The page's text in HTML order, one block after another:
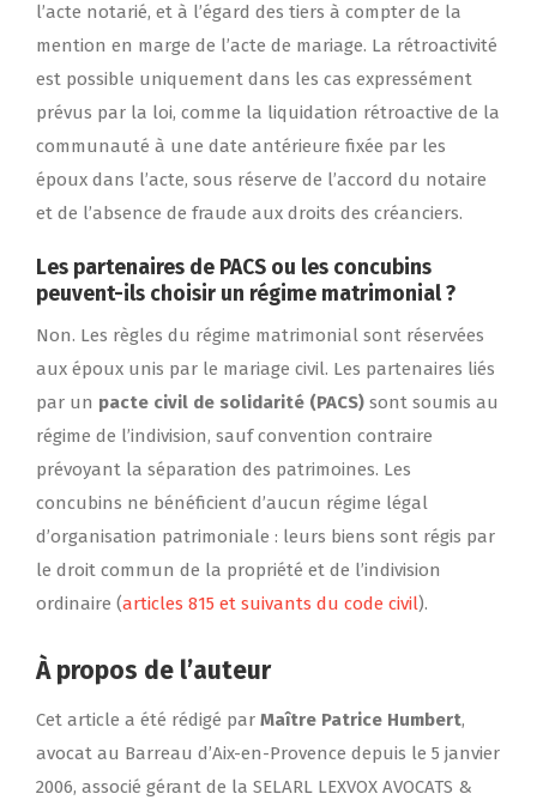
l’acte notarié, et à l’égard des tiers à compter de la
mention en marge de l’acte de mariage. La rétroactivité
est possible uniquement dans les cas expressément
prévus par la loi, comme la liquidation rétroactive de la
communauté à une date antérieure fixée par les
époux dans l’acte, sous réserve de l’accord du notaire
et de l’absence de fraude aux droits des créanciers.
Les partenaires de PACS ou les concubins
peuvent-ils choisir un régime matrimonial ?
Non. Les règles du régime matrimonial sont réservées
aux époux unis par le mariage civil. Les partenaires liés
par un pacte civil de solidarité (PACS) sont soumis au
régime de l’indivision, sauf convention contraire
prévoyant la séparation des patrimoines. Les
concubins ne bénéficient d’aucun régime légal
d’organisation patrimoniale : leurs biens sont régis par
le droit commun de la propriété et de l’indivision
ordinaire (articles 815 et suivants du code civil).
À propos de l’auteur
Cet article a été rédigé par Maître Patrice Humbert,
avocat au Barreau d’Aix-en-Provence depuis le 5 janvier
2006, associé gérant de la SELARL LEXVOX AVOCATS &